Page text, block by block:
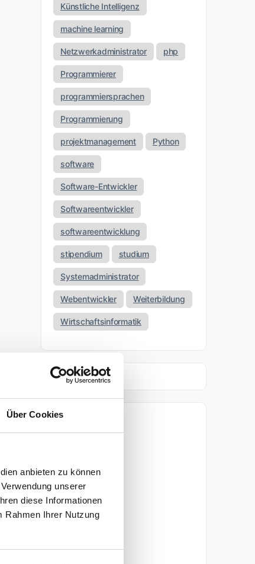
Über Cookies
anbieten zu können
unserer
diese Informationen
Rahmen Ihrer Nutzung
Künstliche Intelligenz
machine learning
Netzwerkadministrator php
Programmierer
programmiersprachen
Programmierung
projektmanagement Python
software
Software-Entwickler
Softwareentwickler
softwareentwicklung
stipendium studium
Systemadministrator
Webentwickler Weiterbildung
Wirtschaftsinformatik
April 2026
März 2026
November 2025
Oktober 2025